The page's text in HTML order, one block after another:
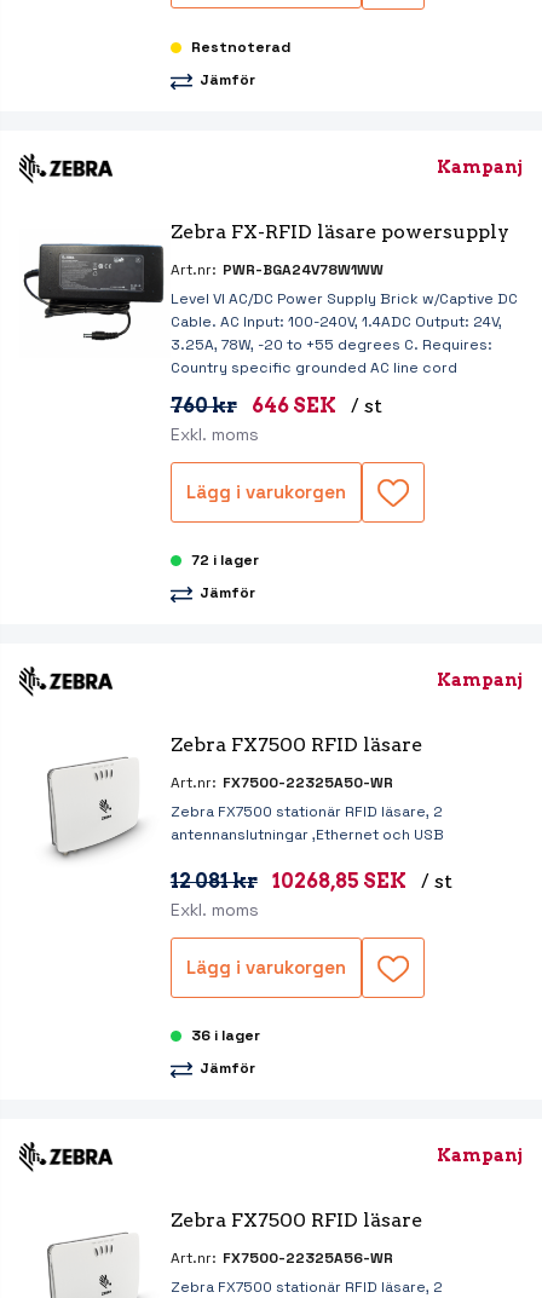
Restnoterad
Jämför
Kampanj
Zebra FX-RFID läsare powersupply
Art.nr: PWR-BGA24V78W1WW
Level VI AC/DC Power Supply Brick w/Captive DC
Cable. AC Input: 100-240V, 1.4ADC Output: 24V,
3.25A, 78W, -20 to +55 degrees C. Requires:
Country specific grounded AC line cord
760 kr 646 SEK / st
Exkl. moms
Lägg i varukorgen
72 i lager
Jämför
Kampanj
Zebra FX7500 RFID läsare
Art.nr: FX7500-22325A50-WR
Zebra FX7500 stationär RFID läsare, 2
antennanslutningar ,Ethernet och USB
12 081 kr 10268,85 SEK / st
Exkl. moms
Lägg i varukorgen
36 i lager
Jämför
Kampanj
Zebra FX7500 RFID läsare
Art.nr: FX7500-22325A56-WR
Zebra FX7500 stationär RFID läsare, 2